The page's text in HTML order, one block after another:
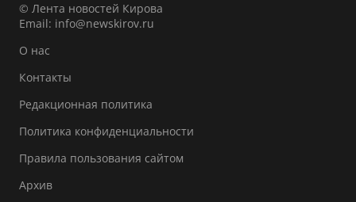
© Лента новостей Кирова
Email: info@newskirov.ru
О нас
Контакты
Редакционная политика
Политика конфиденциальности
Правила пользования сайтом
Архив